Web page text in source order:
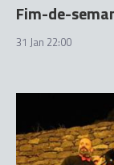
Fim-de-
31 Jan 22:00